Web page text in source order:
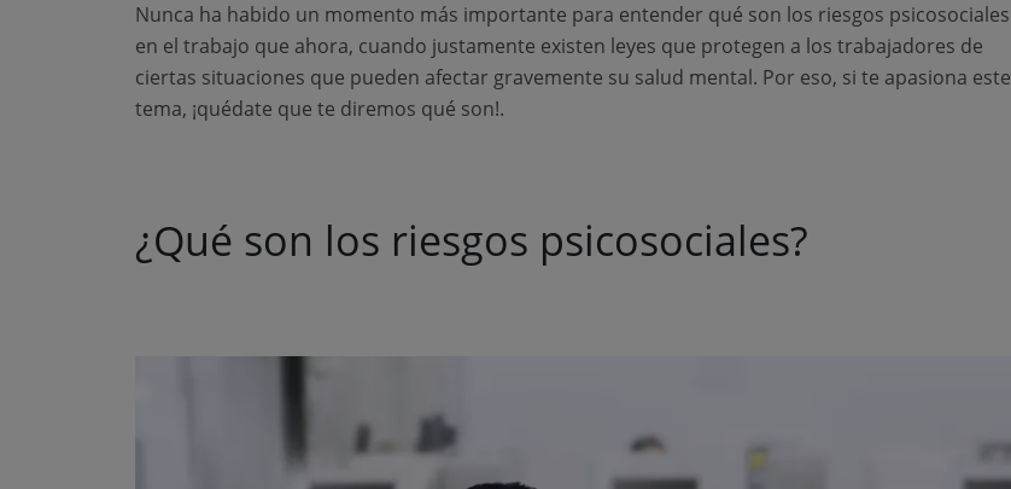
Nunca ha habido un momento más importante para entender qué son los riesgos psicosociales
en el trabajo que ahora, cuando justamente existen leyes que protegen a los trabajadores de
ciertas situaciones que pueden afectar gravemente su salud mental. Por eso, si te apasiona este
tema, ¡quédate que te diremos qué son!.
¿Qué son los riesgos psicosociales?